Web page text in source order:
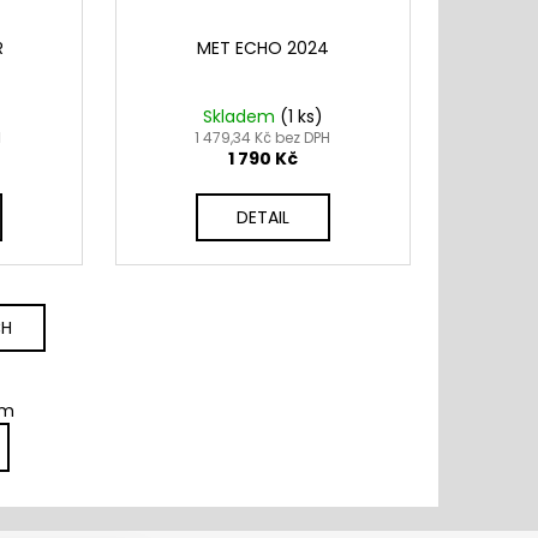
MET ECHO 2024
Skladem (1 ks)
1 479,34 Kč bez DPH
1 790 Kč
DETAIL